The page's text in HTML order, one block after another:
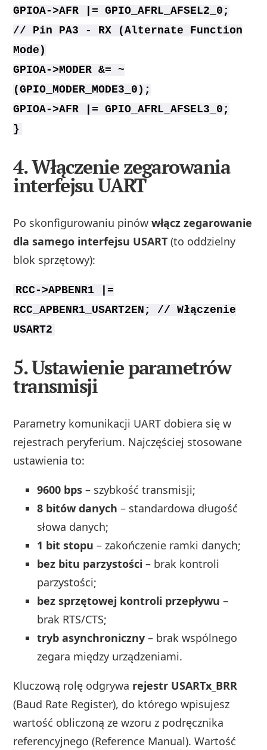
GPIOA->AFR |= GPIO_AFRL_AFSEL2_0;
// Pin PA3 - RX (Alternate Function
Mode)
GPIOA->MODER &= ~
(GPIO_MODER_MODE3_0);
GPIOA->AFR |= GPIO_AFRL_AFSEL3_0;
}
4. Włączenie zegarowania
interfejsu UART
Po skonfigurowaniu pinówwłącz zegarowanie
dla samego interfejsu USART (to oddzielny
blok sprzętowy):
RCC->APBENR1 |=
RCC_APBENR1_USART2EN; // Włączenie
USART2
5. Ustawienie parametrów
transmisji
Parametry komunikacji UART dobiera się w
rejestrach peryferium. Najczęściej stosowane
ustawienia to:
9600 bps – szybkość transmisji;
8 bitów danych – standardowa długość
słowa danych;
1 bit stopu – zakończenie ramki danych;
bez bitu parzystości – brak kontroli
parzystości;
bez sprzętowej kontroli przepływu –
brak RTS/CTS;
tryb asynchroniczny – brak wspólnego
zegara między urządzeniami.
Kluczową rolę odgrywa rejestr USARTx_BRR
(Baud Rate Register), do którego wpisujesz
wartość obliczoną ze wzoru z podręcznika
referencyjnego (Reference Manual). Wartość